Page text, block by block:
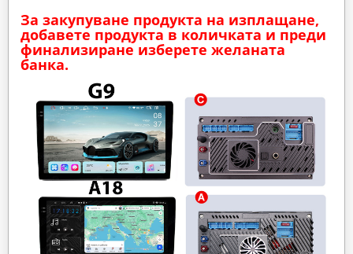
За закупуване продукта на изплащане,
добавете продукта в количката и преди
финализиране изберете желаната
банка.